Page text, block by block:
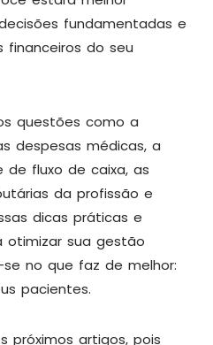
fundamentadas e
financeiros do seu
questões como a
despesas médicas, a
fluxo de caixa, as
da profissão e
dicas práticas e
otimizar sua gestão
no que faz de melhor:
pacientes.
próximos artigos, pois